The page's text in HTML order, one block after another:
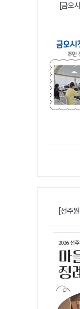
[금오
[선주